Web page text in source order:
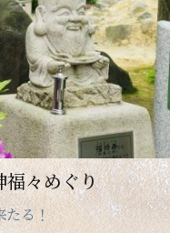
福々めぐり
たる！